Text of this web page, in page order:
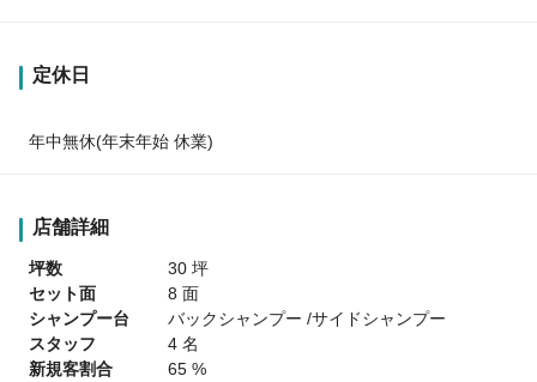
定休日
年中無休(年末年始 休業)
店舗詳細
坪数
30 坪
セット面
8 面
シャンプー台
バックシャンプー /サイドシャンプー
スタッフ
4 名
新規客割合
65 %